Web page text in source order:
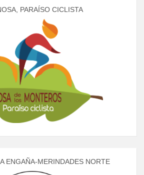
PARAÍSO CICLISTA
ENGAÑA-MERINDADES NORTE